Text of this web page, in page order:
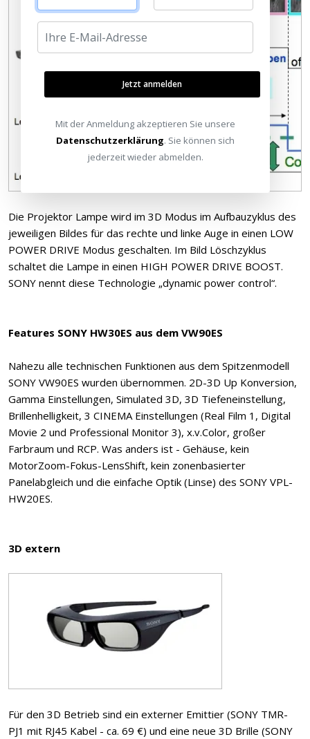
Die Projektor Lampe wird im 3D Modus im Aufbauzyklus des
jeweiligen Bildes für das rechte und linke Auge in einen LOW
POWER DRIVE Modus geschalten. Im Bild Löschzyklus
schaltet die Lampe in einen HIGH POWER DRIVE BOOST.
SONY nennt diese Technologie „dynamic power control“.
Features SONY HW30ES aus dem VW90ES
Nahezu alle technischen Funktionen aus dem Spitzenmodell
SONY VW90ES wurden übernommen. 2D-3D Up Konversion,
Gamma Einstellungen, Simulated 3D, 3D Tiefeneinstellung,
Brillenhelligkeit, 3 CINEMA Einstellungen (Real Film 1, Digital
Movie 2 und Professional Monitor 3), x.v.Color, großer
Farbraum und RCP. Was anders ist - Gehäuse, kein
MotorZoom-Fokus-LensShift, kein zonenbasierter
Panelabgleich und die einfache Optik (Linse) des SONY VPL-
HW20ES.
3D extern
Für den 3D Betrieb sind ein externer Emittier (SONY TMR-
PJ1 mit RJ45 Kabel - ca. 69 €) und eine neue 3D Brille (SONY
Jetzt anmelden
Mit der Anmeldung akzeptieren Sie unsere
Datenschutzerklärung. Sie können sich
jederzeit wieder abmelden.